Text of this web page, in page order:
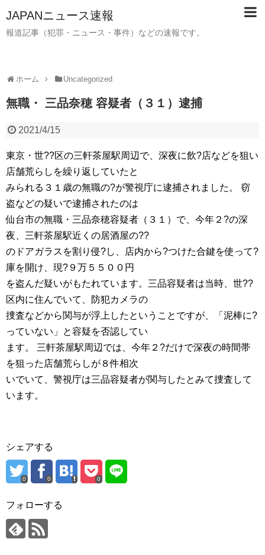
JAPANニュース速報
報道記事（犯罪・ニュース・事件）などの速報です。
ホーム Uncategorized
無職・ 三品奈穂 容疑者（３１）逮捕
2021/4/15
東京・世??区の三軒茶屋駅周辺で、深夜に飲?店などを狙い
店舗荒らしを繰り返していたと
みられる３１歳の無職の?が警視庁に逮捕されました。 窃
盗などの疑いで逮捕されたのは
仙台市の無職・三品奈穂容疑者（３１）で、今年２?の深
夜、三軒茶屋駅近くの居酒屋の??
のドアガラスを割り侵?し、店内から?つけた合鍵を使って?
庫を開け、現?９万５５００円
を盗んだ疑いがもたれています。三品容疑者は当時、世??
区内に住んでいて、防犯カメラの
捜査などから関与が浮上したということですが、「泥棒に?
っていない」と容疑を否認してい
ます。 三軒茶屋駅周辺では、今年２?だけで深夜の時間帯
を狙った店舗荒らしが８件相次
いでいて、警視庁は三品容疑者が関与したとみて捜査して
います。
シェアする
0 0 0
フォローする